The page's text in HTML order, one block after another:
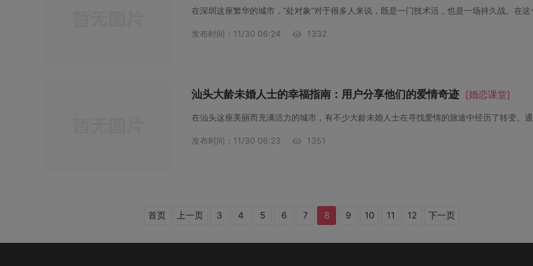
在深圳这座繁华的城市，“处对象”对于很多人来说，既是一门技术活，也是一场持久战。在这
发布时间：11/30 06:24 1332
汕头大龄未婚人士的幸福指南：用户分享他们的爱情奇迹 [婚恋课堂]
发布时间：11/30 06:23 1351
首页 上一页 3 4 5 6 7 8 9 10 11 12 下一页